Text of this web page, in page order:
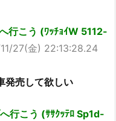
行こう (ﾜｯﾁｮｲW 5112-
27(金) 22:13:28.24
発売して欲しい
行こう (ｻｻｸｯﾃﾛ Sp1d-